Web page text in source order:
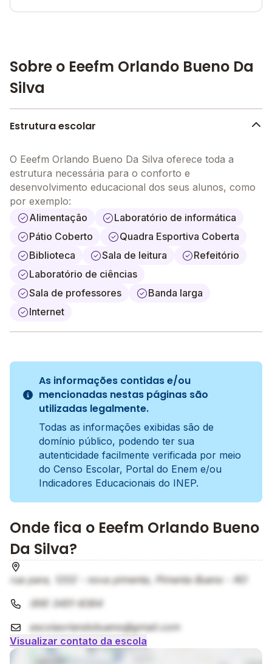
Sobre o Eeefm Orlando Bueno Da
Silva
Estrutura escolar
O Eeefm Orlando Bueno Da Silva oferece toda a
estrutura necessária para o conforto e
desenvolvimento educacional dos seus alunos, como
por exemplo:
Alimentação
Laboratório de informática
Pátio Coberto
Quadra Esportiva Coberta
Biblioteca
Sala de leitura
Refeitório
Laboratório de ciências
Sala de professores
Banda larga
Internet
As informações contidas e/ou
mencionadas nestas páginas são
utilizadas legalmente.
Todas as informações exibidas são de
domínio público, podendo ter sua
autenticidade facilmente verificada por meio
do Censo Escolar, Portal do Enem e/ou
Indicadores Educacionais do INEP.
Onde fica o Eeefm Orlando Bueno
Da Silva?
rua para, 1202 - nova pimenta, Pimenta Bueno - RO
(69) 3451-8364
escolaorlandobueno@gmail.com
Visualizar contato da escola